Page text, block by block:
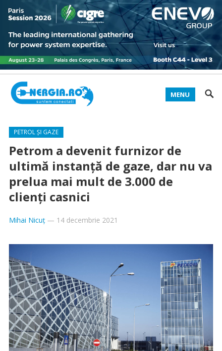
MENU
PETROL ȘI GAZE
Petrom a devenit furnizor de
ultimă instanță de gaze, dar nu va
prelua mai mult de 3.000 de
clienți casnici
Mihai Nicuț— 14 decembrie 2021